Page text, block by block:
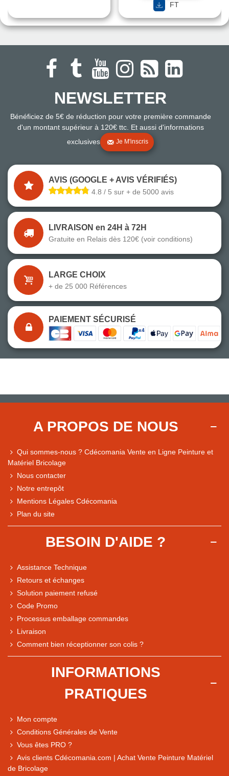
FT
Comparaison des performances du magasin
Express, Chez vous, Point relais, Retrait magasin
NEWSLETTER
Bénéficiez de 5€ de réduction pour votre première commande
d'un montant supérieur à 120€ ttc. Et aussi d'informations
exclusives
Je M'inscris
AVIS (GOOGLE + AVIS VÉRIFIÉS)
4.8 / 5 sur + de 5000 avis
LIVRAISON en 24H à 72H
Gratuite en Relais dès 120€ (voir conditions)
LARGE CHOIX
+ de 25 000 Références
PAIEMENT SÉCURISÉ
A PROPOS DE NOUS
Qui sommes-nous ? Cdécomania Vente en Ligne Peinture et
Matériel Bricolage
Nous contacter
Notre entrepôt
Mentions Légales Cdécomania
Plan du site
BESOIN D'AIDE ?
Assistance Technique
Retours et échanges
Solution paiement refusé
Code Promo
Processus emballage commandes
Livraison
Comment bien réceptionner son colis ?
INFORMATIONS
PRATIQUES
Mon compte
Conditions Générales de Vente
Vous êtes PRO ?
Avis clients Cdécomania.com | Achat Vente Peinture Matériel
de Bricolage